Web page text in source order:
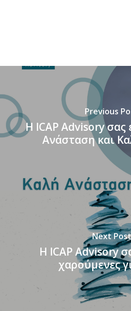
Previous
H ICAP Advisory σας
Ανάσταση και
Next Post
H ICAP Advisory
χαρούμενες